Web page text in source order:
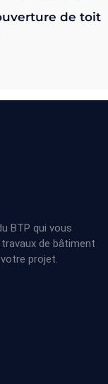
de toit
BTP qui vous
de bâtiment
projet.